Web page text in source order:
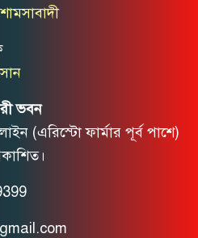
ভবন
(এরিস্টো ফার্মার পূর্ব পাশে)